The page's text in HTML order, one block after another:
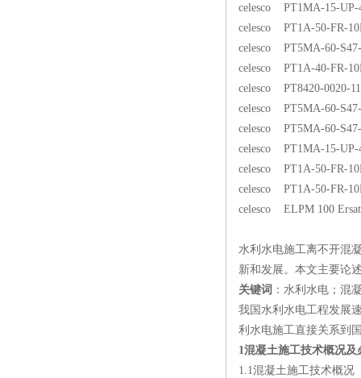
celesco PT1MA-15-UP-
celesco PT1A-50-FR-
celesco PT5MA-60-
celesco PT1A-40-FR-
celesco PT8420-0020-
celesco PT5MA-60-
celesco PT5MA-60-
celesco PT1MA-15-UP-
celesco PT1A-50-FR-
celesco PT1A-50-FR-
celesco ELPM 100
水利水电施工离不开混
新和发展。本文主要论
关键词 ：水利水电；混
我国水利水电工程发展
利水电施工直接关系到
1混凝土施工技术概况及
1.1混凝土施工技术概况